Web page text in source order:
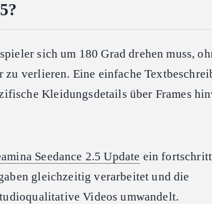
sich um 180 Grad drehen muss,
verlieren. Eine einfache
Kleidungsdetails über Frames
Seedance 2.5 Update ein
gleichzeitig verarbeitet und die
Videos umwandelt.